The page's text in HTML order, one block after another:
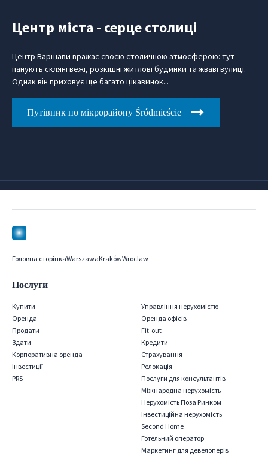
Центр міста - серце столиці
Центр Варшави вражає своєю столичною атмосферою: тут
панують скляні вежі, розкішні житлові будинки та жваві вулиці.
Однак він приховує ще багато цікавинок...
Путівник по мікрорайону Śródmieście
Головна сторінкаWarszawaKrakówWroclaw
Послуги
Купити
Оренда
Продати
Здати
Корпоративна оренда
Iнвестиції
PRS
Управління нерухомістю
Оренда офісів
Fit-out
Кредити
Страхування
Релокація
Послуги для консультантів
Міжнародна нерухомість
Нерухомість Поза Ринком
Інвестиційна нерухомість
Second Home
Готельний оператор
Маркетинг для девелоперів